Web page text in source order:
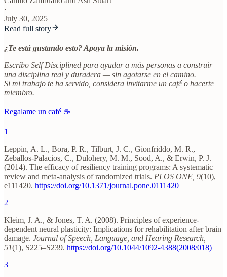
·
July 30, 2025
Read full story
¿Te está gustando esto? Apoya la misión.
Escribo Self Disciplined para ayudar a más personas a construir
una disciplina real y duradera — sin agotarse en el camino.
Si mi trabajo te ha servido, considera invitarme un café o hacerte
miembro.
Regalame un café ☕
1
Leppin, A. L., Bora, P. R., Tilburt, J. C., Gionfriddo, M. R.,
Zeballos-Palacios, C., Dulohery, M. M., Sood, A., & Erwin, P. J.
(2014). The efficacy of resiliency training programs: A systematic
review and meta-analysis of randomized trials. PLOS ONE, 9(10),
e111420. https://doi.org/10.1371/journal.pone.0111420
2
Kleim, J. A., & Jones, T. A. (2008). Principles of experience-
dependent neural plasticity: Implications for rehabilitation after brain
damage. Journal of Speech, Language, and Hearing Research,
51(1), S225–S239. https://doi.org/10.1044/1092-4388(2008/018)
3